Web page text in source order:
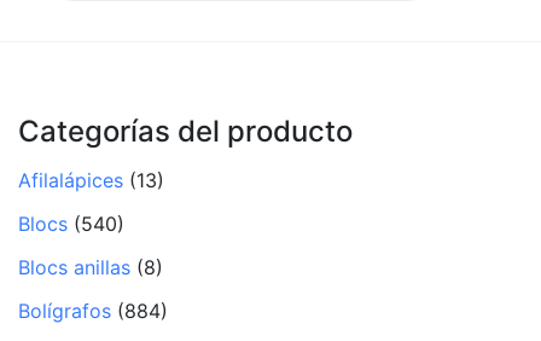
Categorías del producto
Afilalápices (13)
Blocs (540)
Blocs anillas (8)
Bolígrafos (884)